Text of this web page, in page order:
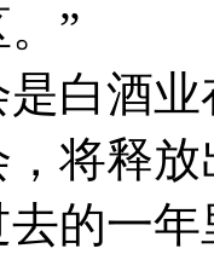
”
酒业
将释
的一年